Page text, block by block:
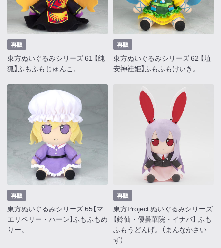
再販
東方ぬいぐるみシリーズ 61 【純
狐】ふもふもじゅんこ。
再販
東方ぬいぐるみシリーズ 62 【埴
安神袿姫】ふもふもけいき。
再販
東方ぬいぐるみシリーズ 65【マ
エリベリー・ハーン】ふもふもめ
りー。
再販
東方Project ぬいぐるみシリーズ
【鈴仙・優曇華院・イナバ】 ふも
ふもうどんげ。（まんなかさい
ず）